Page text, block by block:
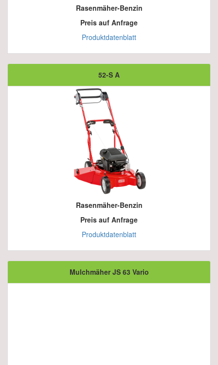
Rasenmäher-Benzin
Preis auf Anfrage
Produktdatenblatt
52-S A
Rasenmäher-Benzin
Preis auf Anfrage
Produktdatenblatt
Mulchmäher JS 63 Vario